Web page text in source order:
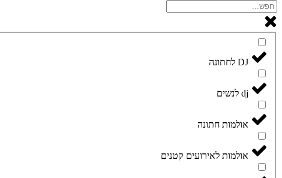
DJ לחתונה
dj לנשים
אולמות חתונה
אולמות לאירועים קטנים